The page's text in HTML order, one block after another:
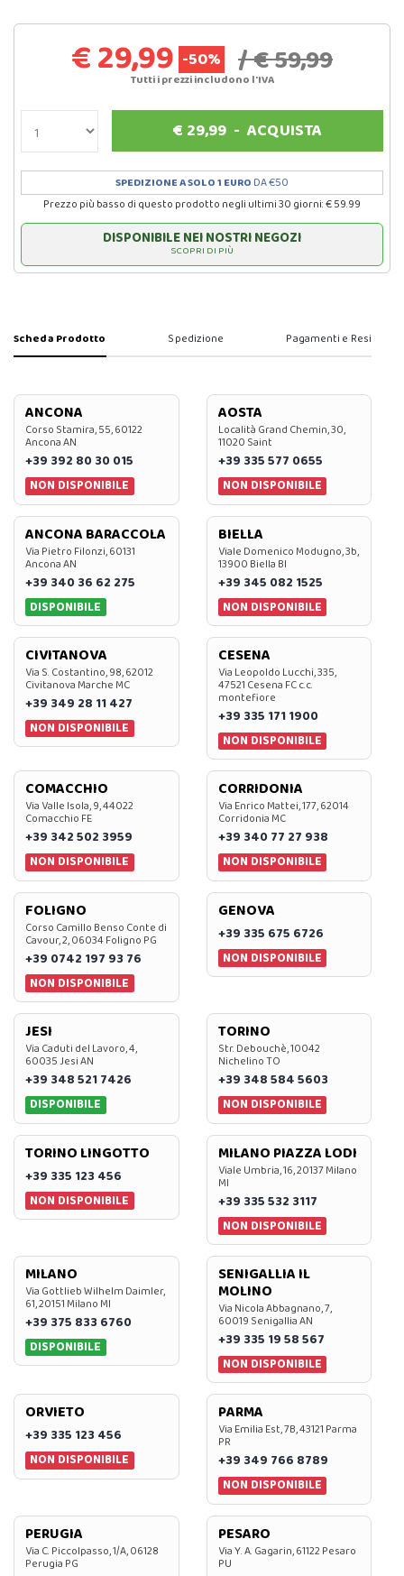
€ 29,99 -50% / € 59,99
Tutti i prezzi includono l'IVA
€ 29,99 -ACQUISTA
SPEDIZIONE A SOLO 1 EURO DA €50
Prezzo più basso di questo prodotto negli ultimi 30 giorni: € 59.99
DISPONIBILE NEI NOSTRI NEGOZI
SCOPRI DI PIÙ
Scheda Prodotto Spedizione Pagamenti e Resi
ANCONA
Corso Stamira, 55, 60122
Ancona AN
+39 392 80 30 015
NON DISPONIBILE
AOSTA
Località Grand Chemin, 30,
11020 Saint
+39 335 577 0655
NON DISPONIBILE
ANCONA BARACCOLA
Via Pietro Filonzi, 60131
Ancona AN
+39 340 36 62 275
DISPONIBILE
BIELLA
Viale Domenico Modugno, 3b,
13900 Biella BI
+39 345 082 1525
NON DISPONIBILE
CIVITANOVA
Via S. Costantino, 98, 62012
Civitanova Marche MC
+39 349 28 11 427
NON DISPONIBILE
CESENA
Via Leopoldo Lucchi, 335,
47521 Cesena FC c.c.
montefiore
+39 335 171 1900
NON DISPONIBILE
COMACCHIO
Via Valle Isola, 9, 44022
Comacchio FE
+39 342 502 3959
NON DISPONIBILE
CORRIDONIA
Via Enrico Mattei, 177, 62014
Corridonia MC
+39 340 77 27 938
NON DISPONIBILE
FOLIGNO
Corso Camillo Benso Conte di
Cavour, 2, 06034 Foligno PG
+39 0742 197 93 76
NON DISPONIBILE
GENOVA
+39 335 675 6726
NON DISPONIBILE
JESI
Via Caduti del Lavoro, 4,
60035 Jesi AN
+39 348 521 7426
DISPONIBILE
TORINO
Str. Debouchè, 10042
Nichelino TO
+39 348 584 5603
NON DISPONIBILE
TORINO LINGOTTO
+39 335 123 456
NON DISPONIBILE
MILANO PIAZZA LODI
Viale Umbria, 16, 20137 Milano
MI
+39 335 532 3117
NON DISPONIBILE
MILANO
Via Gottlieb Wilhelm Daimler,
61, 20151 Milano MI
+39 375 833 6760
DISPONIBILE
SENIGALLIA IL
MOLINO
Via Nicola Abbagnano, 7,
60019 Senigallia AN
+39 335 19 58 567
NON DISPONIBILE
ORVIETO
+39 335 123 456
NON DISPONIBILE
PARMA
Via Emilia Est, 7B, 43121 Parma
PR
+39 349 766 8789
NON DISPONIBILE
PERUGIA
Via C. Piccolpasso, 1/A, 06128
Perugia PG
PESARO
Via Y. A. Gagarin, 61122 Pesaro
PU